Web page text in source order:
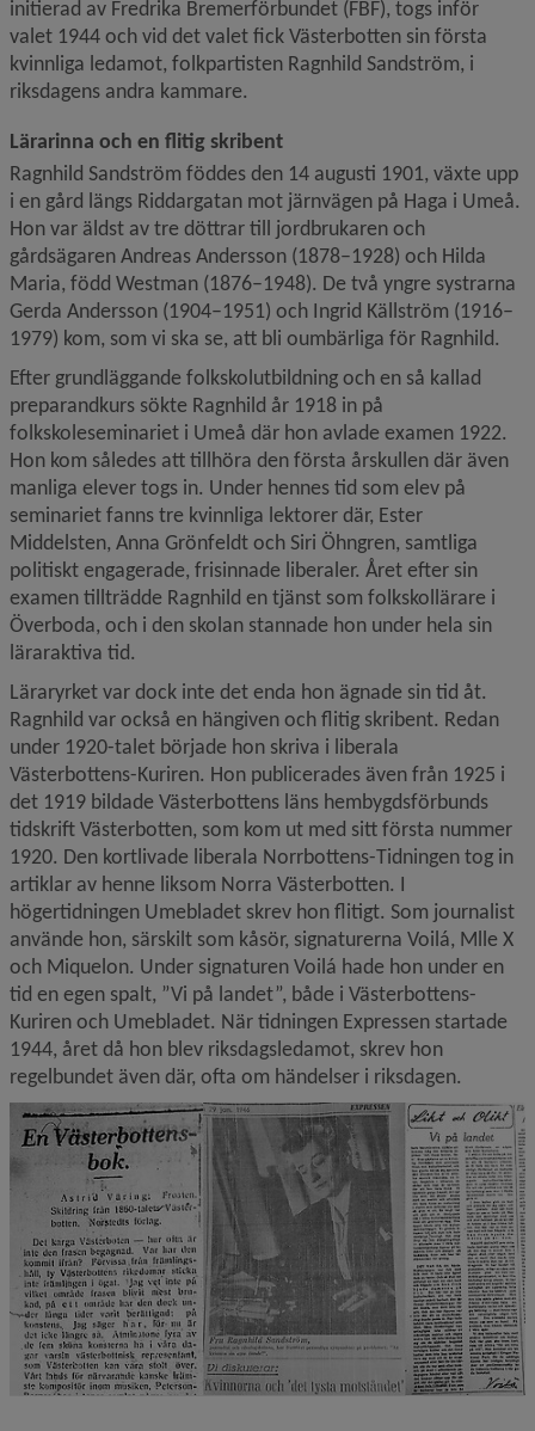
initierad av Fredrika Bremerförbundet (FBF), togs inför
valet 1944 och vid det valet fick Västerbotten sin första
kvinnliga ledamot, folkpartisten Ragnhild Sandström, i
riksdagens andra kammare.
Lärarinna och en flitig skribent
Ragnhild Sandström föddes den 14 augusti 1901, växte upp
i en gård längs Riddargatan mot järnvägen på Haga i Umeå.
Hon var äldst av tre döttrar till jordbrukaren och
gårdsägaren Andreas Andersson (1878–1928) och Hilda
Maria, född Westman (1876–1948). De två yngre systrarna
Gerda Andersson (1904–1951) och Ingrid Källström (1916–
1979) kom, som vi ska se, att bli oumbärliga för Ragnhild.
Efter grundläggande folkskolutbildning och en så kallad
preparandkurs sökte Ragnhild år 1918 in på
folkskoleseminariet i Umeå där hon avlade examen 1922.
Hon kom således att tillhöra den första årskullen där även
manliga elever togs in. Under hennes tid som elev på
seminariet fanns tre kvinnliga lektorer där, Ester
Middelsten, Anna Grönfeldt och Siri Öhngren, samtliga
politiskt engagerade, frisinnade liberaler. Året efter sin
examen tillträdde Ragnhild en tjänst som folkskollärare i
Överboda, och i den skolan stannade hon under hela sin
läraraktiva tid.
Läraryrket var dock inte det enda hon ägnade sin tid åt.
Ragnhild var också en hängiven och flitig skribent. Redan
under 1920-talet började hon skriva i liberala
Västerbottens-Kuriren. Hon publicerades även från 1925 i
det 1919 bildade Västerbottens läns hembygdsförbunds
tidskrift Västerbotten, som kom ut med sitt första nummer
1920. Den kortlivade liberala Norrbottens-Tidningen tog in
artiklar av henne liksom Norra Västerbotten. I
högertidningen Umebladet skrev hon flitigt. Som journalist
använde hon, särskilt som kåsör, signaturerna Voilá, Mlle X
och Miquelon. Under signaturen Voilá hade hon under en
tid en egen spalt, ”Vi på landet”, både i Västerbottens-
Kuriren och Umebladet. När tidningen Expressen startade
1944, året då hon blev riksdagsledamot, skrev hon
regelbundet även där, ofta om händelser i riksdagen.